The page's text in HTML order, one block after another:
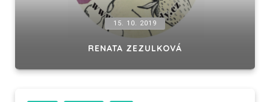
15. 10. 2019
RENATA ZEZULKOVÁ